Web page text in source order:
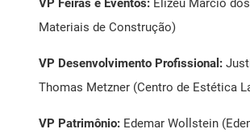
VP Feiras e Eventos: Elizeu Marcio
Materiais de Construção)
VP Desenvolvimento Profissional:
Thomas Metzner (Centro de Estética
VP Patrimônio: Edemar Wollstein